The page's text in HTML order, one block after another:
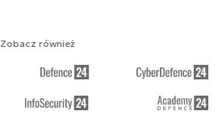
Zobacz również